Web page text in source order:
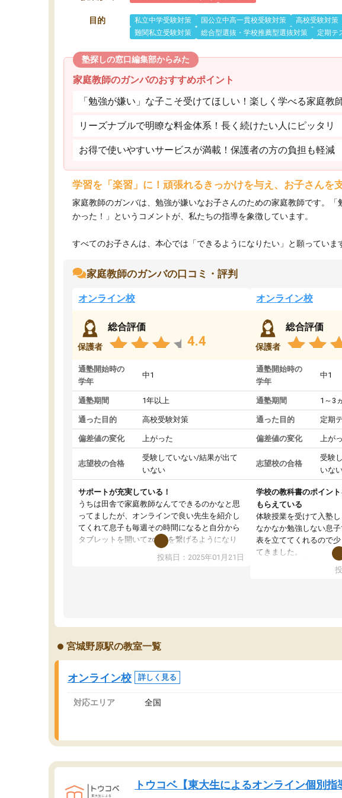
目的 私立中学受験対策 国公立中高一貫校受験対策 高校受験対策
難関私立受験対策
総合型選抜・学校推薦型選抜対策 定期テ
塾探しの窓口編集部からみた
家庭教師のガンバのおすすめポイント
「勉強が嫌い」な子こそ受けてほしい！楽しく学べる家庭教
リーズナブルで明瞭な料金体系！長く続けたい人にピッタリ
お得で使いやすいサービスが満載！保護者の方の負担も軽減
学習を「楽習」に！頑張れるきっかけを与え、お子さんを
家庭教師のガンバは、勉強が嫌いなお子さんのための家庭教師です。
かった！」というコメントが、私たちの指導を象徴しています。
すべてのお子さんは、本心では「できるようになりたい」と願っていま
家庭教師のガンバの口コミ・評判
オンライン校
保護者
総合評価
4.4
通塾開始時の
学年
中1
通塾期間 1年以上
通った目的 高校受験対策
偏差値の変化 上がった
志望校の合格
受験していない/結果が出て
いない
サポートが充実している！
うちは田舎で家庭教師なんてできるのかなと思
ってましたが、オンラインで良い先生を紹介し
てくれて息子も毎週その時間になると自分から
タブレットを開いてzoomを繋げるようになり
ました！5科目なんでもOKなのもとても気に入
投稿日：2025年01月21日
オンライン校
保護者
総合評価
通塾開始時の
学年
中1
通塾期間 1～3
通った目的 定期
偏差値の変化 上が
志望校の合格
受験
いな
学校の教科書のポイン
もらえている
体験授業を受けて入塾し
なかなか勉強しない息
表を立ててくれるので
てきました。
オンラインで週に一度
い日も予定表に基づい
宮城野原駅の教室一覧
オンライン校 詳しく見る
対応エリア 全国
トウコベ【東大生によるオンライン個別指